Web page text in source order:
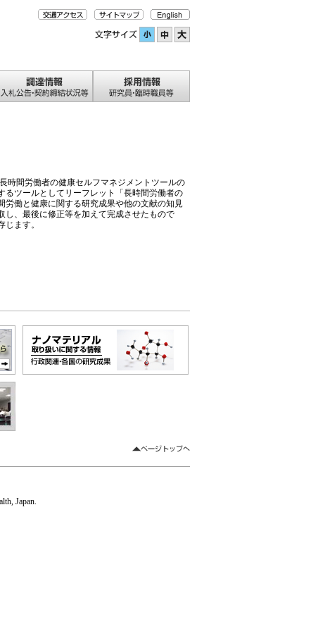
時間労働者の健康セルフマネジメントツールの
るツールとしてリーフレット「長時間労働者の
働と健康に関する研究成果や他の文献の知見
し、最後に修正等を加えて完成させたもので
ます。
Japan.